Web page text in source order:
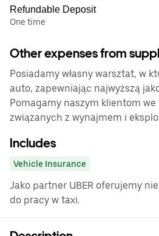
Refundable Deposit
One time
Other expenses from
Posiadamy własny warsztat, w
auto, zapewniając najwyższą
Pomagamy naszym klientom
związanych z wynajmem i
Includes
Vehicle Insurance
Jako partner UBER oferujemy
do pracy w taxi.